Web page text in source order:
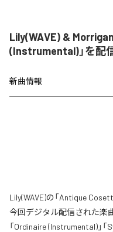
Lily(WAVE) &
(Instrumental)」を配
新曲情報
Lily(WAVE)の「Antique
今回デジタル配信された楽
「Ordinaire (Instrumental)」